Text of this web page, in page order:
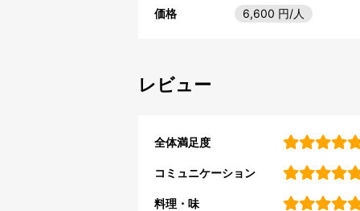
価格
6,600 円/人
レビュー
全体満足度
コミュニケーション
料理・味